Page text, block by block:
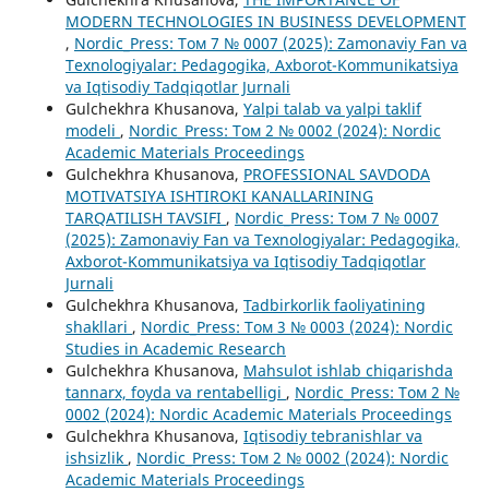
MODERN TECHNOLOGIES IN BUSINESS DEVELOPMENT
, Nordic_Press: Том 7 № 0007 (2025): Zamonaviy Fan va
Texnologiyalar: Pedagogika, Axborot-Kommunikatsiya
va Iqtisodiy Tadqiqotlar Jurnali
Gulchekhra Khusanova, Yalpi talab va yalpi taklif
modeli , Nordic_Press: Том 2 № 0002 (2024): Nordic
Academic Materials Proceedings
Gulchekhra Khusanova, PROFESSIONAL SAVDODA
MOTIVATSIYA ISHTIROKI KANALLARINING
TARQATILISH TAVSIFI , Nordic_Press: Том 7 № 0007
(2025): Zamonaviy Fan va Texnologiyalar: Pedagogika,
Axborot-Kommunikatsiya va Iqtisodiy Tadqiqotlar
Jurnali
Gulchekhra Khusanova, Tadbirkorlik faoliyatining
shakllari , Nordic_Press: Том 3 № 0003 (2024): Nordic
Studies in Academic Research
Gulchekhra Khusanova, Mahsulot ishlab chiqarishda
tannarx, foyda va rentabelligi , Nordic_Press: Том 2 №
0002 (2024): Nordic Academic Materials Proceedings
Gulchekhra Khusanova, Iqtisodiy tebranishlar va
ishsizlik , Nordic_Press: Том 2 № 0002 (2024): Nordic
Academic Materials Proceedings